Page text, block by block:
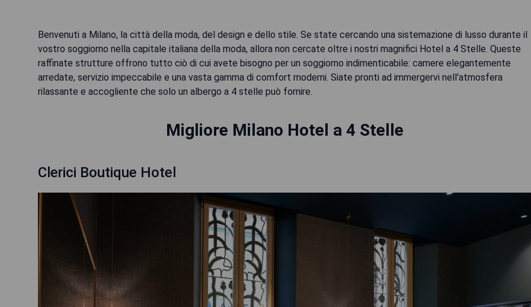
Benvenuti a Milano, la città della moda, del design e dello stile. Se state cercando una sistemazione di lusso durante il
vostro soggiorno nella capitale italiana della moda, allora non cercate oltre i nostri magnifici Hotel a 4 Stelle. Queste
raffinate strutture offrono tutto ciò di cui avete bisogno per un soggiorno indimenticabile: camere elegantemente
arredate, servizio impeccabile e una vasta gamma di comfort moderni. Siate pronti ad immergervi nell'atmosfera
rilassante e accogliente che solo un albergo a 4 stelle può fornire.
Migliore Milano Hotel a 4 Stelle
Clerici Boutique Hotel